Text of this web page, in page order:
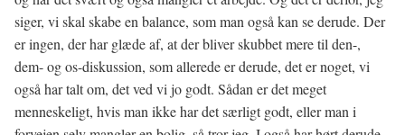
siger, vi skal skabe en balance, som man også kan se derude. Der
er ingen, der har glæde af, at der bliver skubbet mere til den-,
dem- og os-diskussion, som allerede er derude, det er noget, vi
også har talt om, det ved vi jo godt. Sådan er det meget
menneskeligt, hvis man ikke har det særligt godt, eller man i